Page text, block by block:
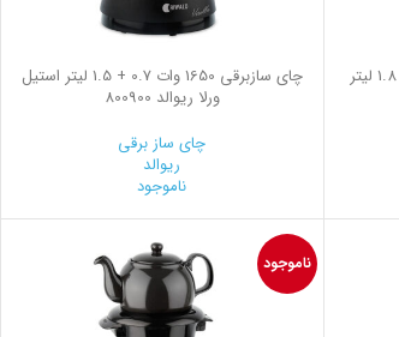
چای ساز برقی 1650 وات 0.7 لیتر + 1.8 لیتر
چای سازبرقی 1650 وات 0.7 + 1.5 لیتر استیل
ورلا ریوالد 800900
چای ساز برقی
ریوالد
ناموجود
ناموجود